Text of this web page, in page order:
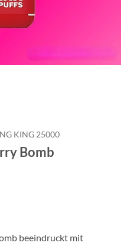
KING 25000
Bomb
beeindruckt mit